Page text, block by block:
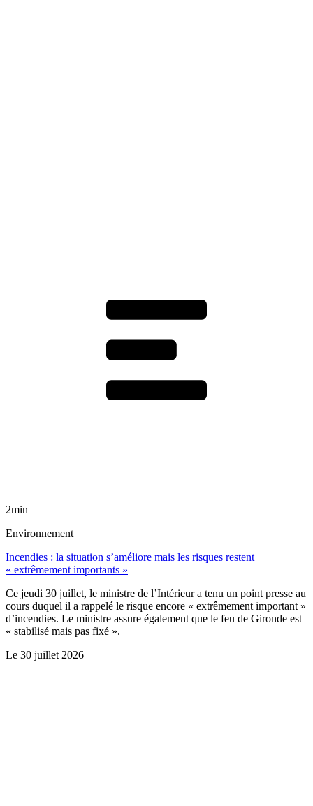
2min
Environnement
Incendies : la situation s’améliore mais les risques restent
« extrêmement importants »
Ce jeudi 30 juillet, le ministre de l’Intérieur a tenu un point presse au
cours duquel il a rappelé le risque encore « extrêmement important »
d’incendies. Le ministre assure également que le feu de Gironde est
« stabilisé mais pas fixé ».
Le 30 juillet 2026